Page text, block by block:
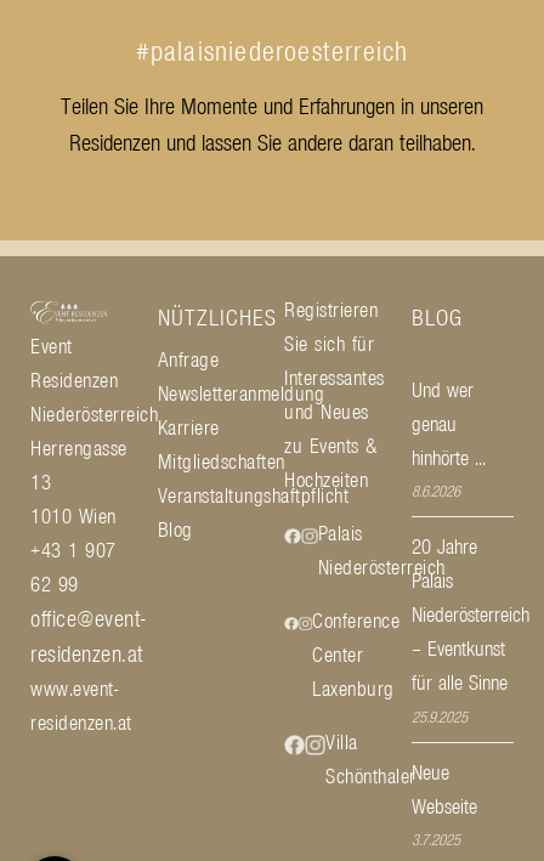
#palaisniederoesterreich
Teilen Sie Ihre Momente und Erfahrungen in unseren
Residenzen und lassen Sie andere daran teilhaben.
Event
Residenzen
Niederösterreich
Herrengasse
13
1010 Wien
+43 1 907
62 99
office@event-
residenzen.at
www.event-
residenzen.at
NÜTZLICHES
Anfrage
Newsletteranmeldung
Karriere
Mitgliedschaften
Veranstaltungshaftpflicht
Blog
Registrieren
Sie sich für
Interessantes
und Neues
zu Events &
Hochzeiten
Palais
Niederösterreich
Conference
Center
Laxenburg
Villa
Schönthaler
BLOG
Und wer
genau
hinhörte ...
8.6.2026
20 Jahre
Palais
Niederösterreich
– Eventkunst
für alle Sinne
25.9.2025
Neue
Webseite
3.7.2025